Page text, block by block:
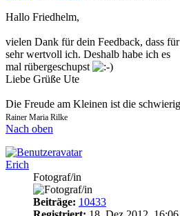
Hallo Friedhelm,
vielen Dank für dein Feedback, dass
sehr wertvoll ich. Deshalb habe ich es
mal rübergeschupst
Liebe Grüße Ute
Die Freude am Kleinen ist die
Rainer Maria Rilke
Nach oben
Erich
Fotograf/in
Beiträge: 10433